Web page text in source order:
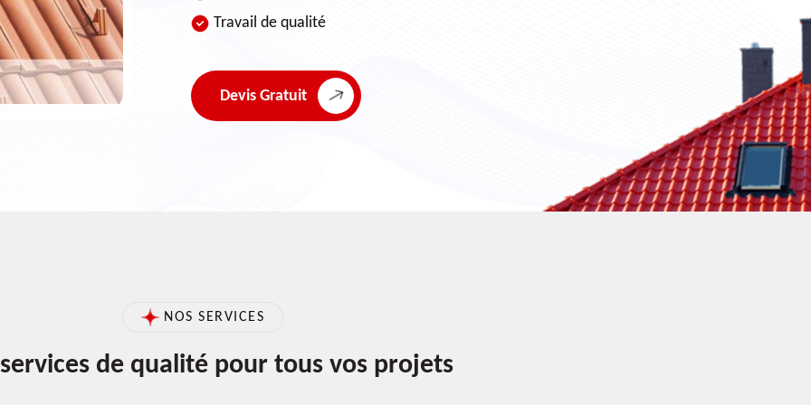
Travail de qualité
Devis Gratuit
NOS SERVICES
de qualité pour tous vos projets